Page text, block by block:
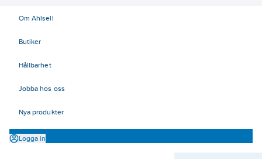
Om Ahlsell
Butiker
Hållbarhet
Jobba hos oss
Nya produkter
Logga in